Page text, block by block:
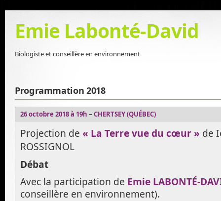
Emie Labonté-David
Biologiste et conseillère en environnement
Programmation 2018
26 octobre 2018 à 19h – CHERTSEY (QUÉBEC)
Projection de « La Terre vue du cœur » de
ROSSIGNOL
Débat
Avec la participation de Emie LABONTÉ-
conseillère en environnement).